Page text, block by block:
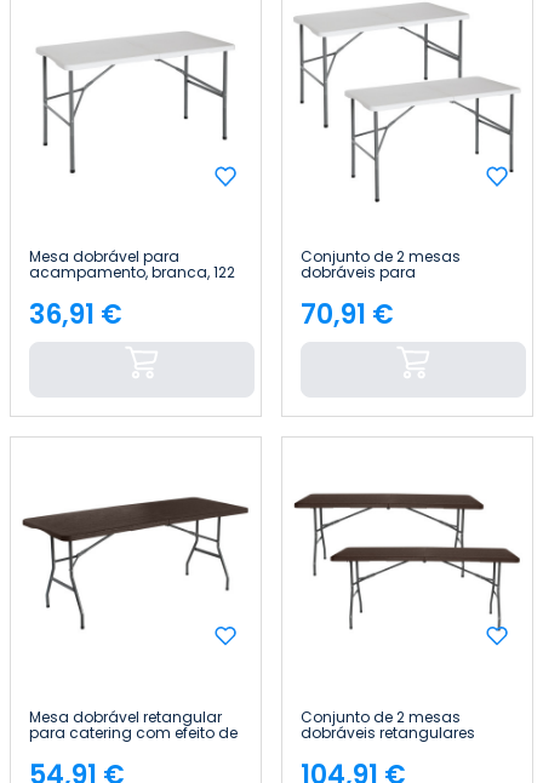
Mesa dobrável para
acampamento, branca, 122
x 74 cm Thinia Home
Preço
36,91 €
Conjunto de 2 mesas
dobráveis para
acampamento, brancas,
122 x 74 cm Thinia Home
Preço
70,91 €
Mesa dobrável retangular
para catering com efeito de
madeira, 180 x 74 cm Thinia
Home
54,91 €
Conjunto de 2 mesas
dobráveis retangulares
para catering com efeito de
madeira, 180 x 74 cm Thinia
104,91 €